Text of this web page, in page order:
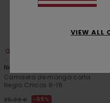
New Heights
Camiseta de manga corta
Negro Chicos 8-16
25,00 € 55%
VIEW ALL